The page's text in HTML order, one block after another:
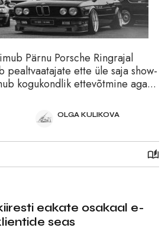
Pärnu Porsche Ringrajal
pealtvaatajate ette üle saja show-
kogukondlik ettevõtmine aga...
OLGA KULIKOVA
eakate osakaal e-
seas